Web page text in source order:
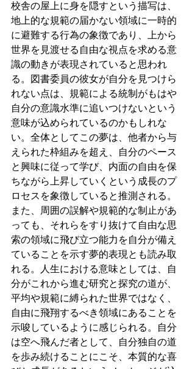
校舎の屋上に身を隠すという描写は、
地上的な規範の届かない領域に一時的
に避難する行為の象徴であり、上から
世界を見渡せる自由な視点を求める意
識の動きが表現されていると思われ
る。図書委員の彼女が自分を見つけら
れない点は、規範による統制がもはや
自分の意識水準に追いつけないという
意味が込められているのかもしれな
い。全体としてこの夢は、他者から与
えられた枠組みを超え、自分のペース
と興味に従って学び、内面の自由を保
ちながら上昇していくという成長のプ
ロセスを象徴していると推測される。
また、周囲の誤解や規範的な制止があ
っても、それらをすり抜けて自由な思
索の領域に飛び立つ能力を自分が備え
ていることを示す夢的表現とも読み取
れる。人生における意味としては、自
分がこれから進む研究と探究の道が、
平均や規範に縛られた世界ではなく、
自由に飛翔するべき領域にあることを
示唆しているように感じられる。自分
は空へ飛んだ者として、自分独自の道
を歩み続けることにこそ、本質的な喜